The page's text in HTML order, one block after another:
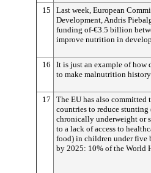
15
Last week, European
Development, Andris
funding of-€3.5 billion
improve nutrition in
16
It is just an example of how
to make malnutrition
17
The EU has also committed
countries to reduce stunting
chronically underweight or
to a lack of access to
food) in children under five
by 2025: 10% of the World